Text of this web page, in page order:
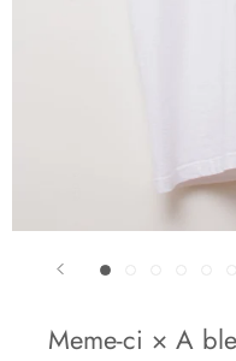
Meme-ci × A